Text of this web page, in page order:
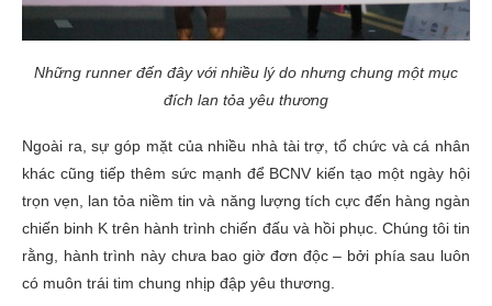
Những runner đến đây với nhiều lý do nhưng chung một mục
đích lan tỏa yêu thương
Ngoài ra, sự góp mặt của nhiều nhà tài trợ, tổ chức và cá nhân
khác cũng tiếp thêm sức mạnh để BCNV kiến tạo một ngày hội
trọn vẹn, lan tỏa niềm tin và năng lượng tích cực đến hàng ngàn
chiến binh K trên hành trình chiến đấu và hồi phục. Chúng tôi tin
rằng, hành trình này chưa bao giờ đơn độc – bởi phía sau luôn
có muôn trái tim chung nhịp đập yêu thương.